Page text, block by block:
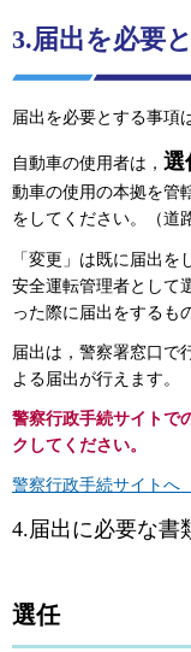
3.届出を必要
届出を必要とする事項
自動車の使用者は， 選
動車の使用の本拠を管
をしてください。（道
「変更」は既に届出を
安全運転管理者として
った際に届出をするも
届出は，警察署窓口で
よる届出が行えます。
警察行政手続サイトで
クしてください。
警察行政手続サイトへ
4.届出に必要な書
選任